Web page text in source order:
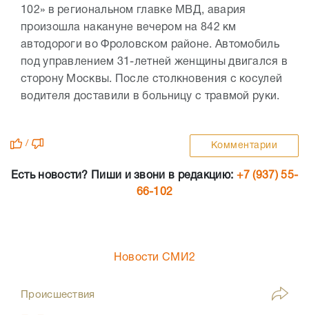
102» в региональном главке МВД, авария
произошла накануне вечером на 842 км
автодороги во Фроловском районе. Автомобиль
под управлением 31-летней женщины двигался в
сторону Москвы. После столкновения с косулей
водителя доставили в больницу с травмой руки.
/ Комментарии
Есть новости? Пиши и звони в редакцию: +7 (937) 55-
66-102
Новости СМИ2
Происшествия